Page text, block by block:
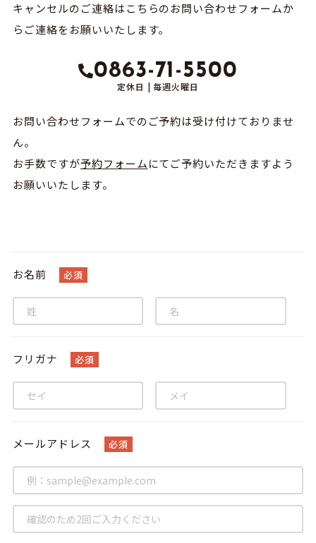
キャンセルのご連絡はこちらのお問い合わせフォームか
らご連絡をお願いいたします。
0863-71-5500
定休⽇ | 毎週火曜日
お問い合わせフォームでのご予約は受け付けておりませ
ん。
お手数ですが予約フォームにてご予約いただきますよう
お願いいたします。
お名前 必須
フリガナ 必須
メールアドレス 必須